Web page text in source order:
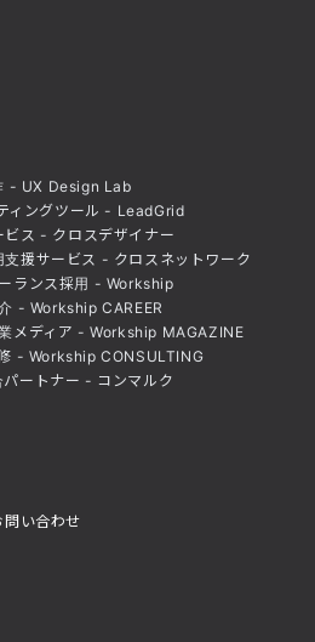
- UX Design Lab
ィングツール - LeadGrid
ス - クロスデザイナー
援サービス - クロスネットワーク
ランス採用 - Workship
- Workship CAREER
メディア - Workship MAGAZINE
- Workship CONSULTING
ートナー - コンマルク
い合わせ